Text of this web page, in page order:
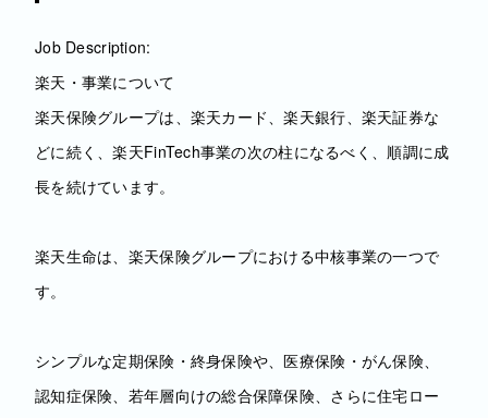
Job Description:
楽天・事業について
楽天保険グループは、楽天カード、楽天銀行、楽天証券な
どに続く、楽天FinTech事業の次の柱になるべく、順調に成
長を続けています。
楽天生命は、楽天保険グループにおける中核事業の一つで
す。
シンプルな定期保険・終身保険や、医療保険・がん保険、
認知症保険、若年層向けの総合保障保険、さらに住宅ロー